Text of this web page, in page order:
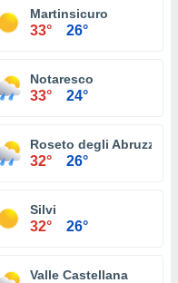
Martinsicuro
33° 26°
Notaresco
33° 24°
Roseto degli Abruzzi
32° 26°
Silvi
32° 26°
Valle Castellana